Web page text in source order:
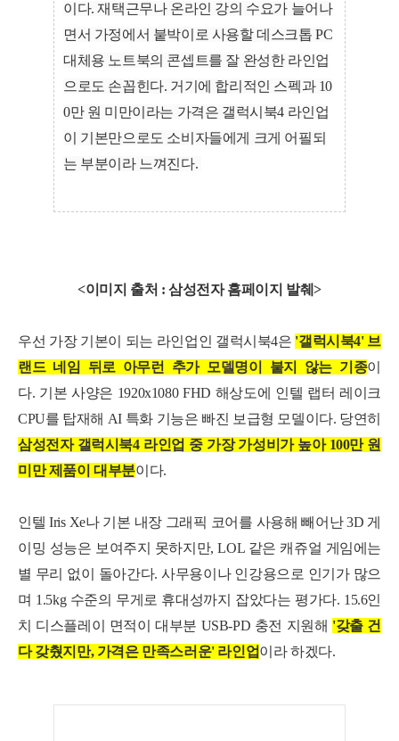
이다. 재택근무나 온라인 강의 수요가 늘어나
면서 가정에서 붙박이로 사용할 데스크톱 PC
대체용 노트북의 콘셉트를 잘 완성한 라인업
으로도 손꼽힌다. 거기에 합리적인 스펙과 10
0만 원 미만이라는 가격은 갤럭시북4 라인업
이 기본만으로도 소비자들에게 크게 어필되
는 부분이라 느껴진다.
<이미지 출처 : 삼성전자 홈페이지 발췌>
우선 가장 기본이 되는 라인업인 갤럭시북4은 '갤럭시북4' 브
랜드 네임 뒤로 아무런 추가 모델명이 붙지 않는 기종이
다. 기본 사양은 1920x1080 FHD 해상도에 인텔 랩터 레이크
CPU를 탑재해 AI 특화 기능은 빠진 보급형 모델이다. 당연히
삼성전자 갤럭시북4 라인업 중 가장 가성비가 높아 100만 원
미만 제품이 대부분이다.
인텔 Iris Xe나 기본 내장 그래픽 코어를 사용해 빼어난 3D 게
이밍 성능은 보여주지 못하지만, LOL 같은 캐쥬얼 게임에는
별 무리 없이 돌아간다.사무용이나 인강용으로 인기가 많으
며 1.5kg 수준의 무게로 휴대성까지 잡았다는 평가다. 15.6인
치 디스플레이 면적이 대부분 USB-PD 충전 지원해 '갖출 건
다 갖췄지만, 가격은 만족스러운' 라인업이라 하겠다.